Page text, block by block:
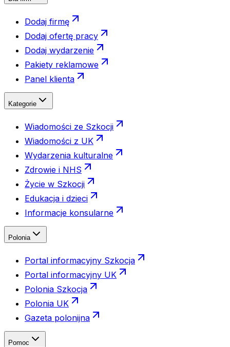
Dodaj firmę
Dodaj ofertę pracy
Dodaj wydarzenie
Pakiety reklamowe
Panel klienta
Kategorie
Wiadomości ze Szkocji
Wiadomości z UK
Wydarzenia kulturalne
Zdrowie i NHS
Życie w Szkocji
Edukacja i dzieci
Informacje konsularne
Polonia
Portal informacyjny Szkocja
Portal informacyjny UK
Polonia Szkocja
Polonia UK
Gazeta polonijna
Pomoc